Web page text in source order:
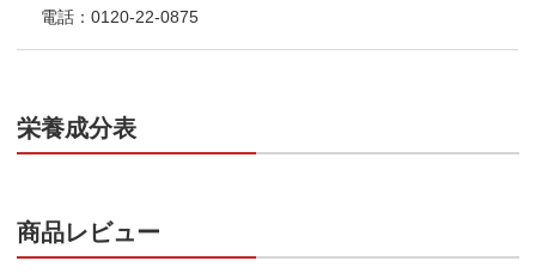
電話：0120-22-0875
栄養成分表
商品レビュー